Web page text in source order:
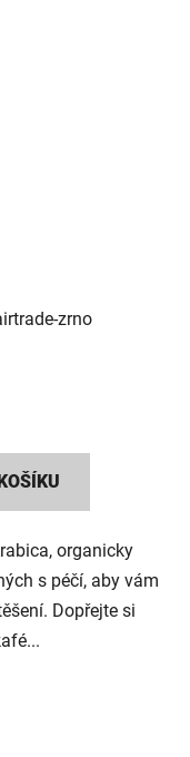
zrno
organicky
s péčí, aby vám
Dopřejte si